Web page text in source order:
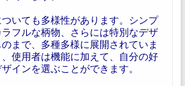
いても多様性があります。シンプ
フルな柄物、さらには特別なデザ
まで、多種多様に展開されていま
使用者は機能に加えて、自分の好
インを選ぶことができます。